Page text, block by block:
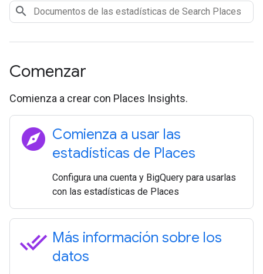
Comenzar
Comienza a crear con Places Insights.
explore Comienza a usar las
estadísticas de Places
Configura una cuenta y BigQuery para usarlas
con las estadísticas de Places
done_all Más información sobre los
datos